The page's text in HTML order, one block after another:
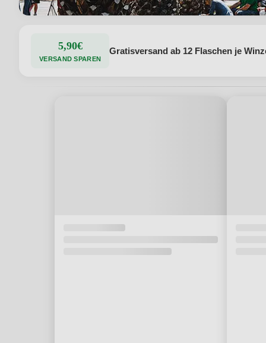
5,90€
VERSAND SPAREN
Gratisversand ab 12 Flaschen je